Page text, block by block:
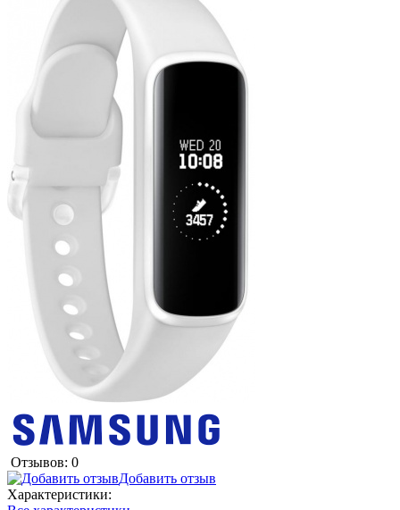
Отзывов: 0
Добавить отзыв
Характеристики: